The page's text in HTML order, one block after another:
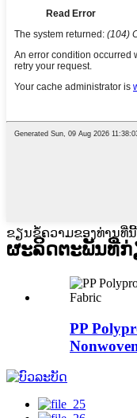
ຂຽນຂໍ້ຄວາມຂອງທ່ານທີ່
ຜະລິດຕະພັນທີ່ກ່
PP